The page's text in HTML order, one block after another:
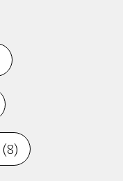
(8)